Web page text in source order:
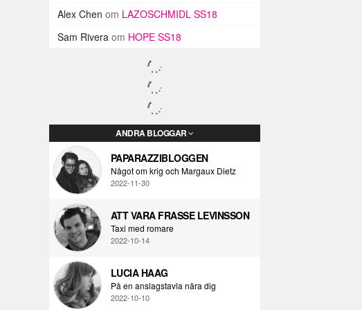
Alex Chen om LAZOSCHMIDL SS18
Sam Rivera om HOPE SS18
ANDRA BLOGGAR
PAPARAZZIBLOGGEN
Något om krig och Margaux Dietz
2022-11-30
ATT VARA FRASSE LEVINSSON
Taxi med romare
2022-10-14
LUCIA HAAG
På en anslagstavla nära dig
2022-10-10